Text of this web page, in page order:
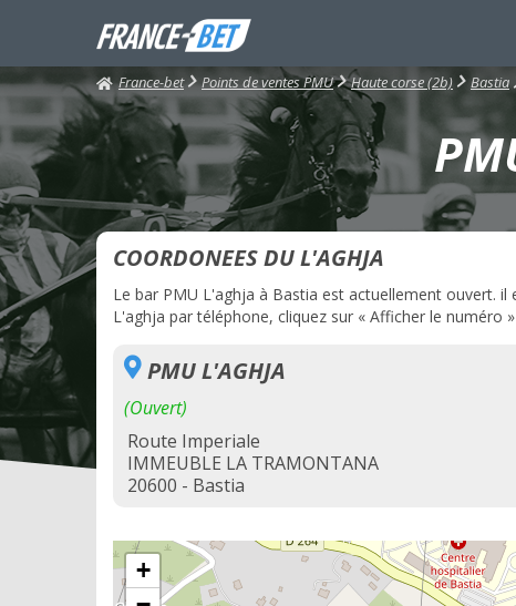
France-bet Points de ventes PMU Haute corse (2b) Bastia
COORDONEES DU L'AGHJA
Le bar PMU L'aghja à Bastia est actuellement ouvert.
L'aghja par téléphone, cliquez sur « Afficher le numéro »
PMU L'AGHJA
(Ouvert)
Route Imperiale
IMMEUBLE LA TRAMONTANA
20600 - Bastia
+